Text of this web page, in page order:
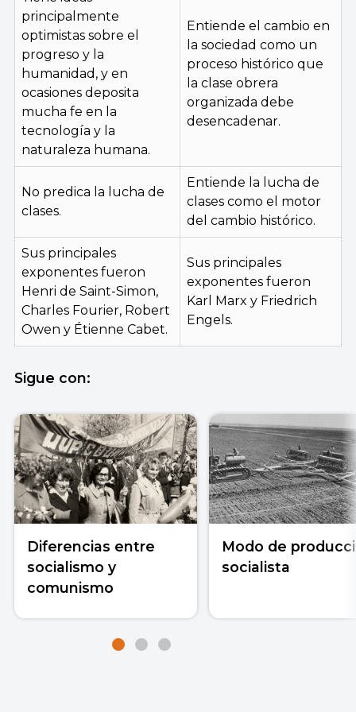
principalmente
optimistas sobre el
progreso y la
humanidad, y en
ocasiones deposita
mucha fe en la
tecnología y la
naturaleza humana.
Entiende el cambio en
la sociedad como un
proceso histórico que
la clase obrera
organizada debe
desencadenar.
No predica la lucha de
clases.
Entiende la lucha de
clases como el motor
del cambio histórico.
Sus principales
exponentes fueron
Henri de Saint-Simon,
Charles Fourier, Robert
Owen y Étienne Cabet.
Sus principales
exponentes fueron
Karl Marx y Friedrich
Engels.
Sigue con:
Diferencias entre
socialismo y
comunismo
Modo de
socialista